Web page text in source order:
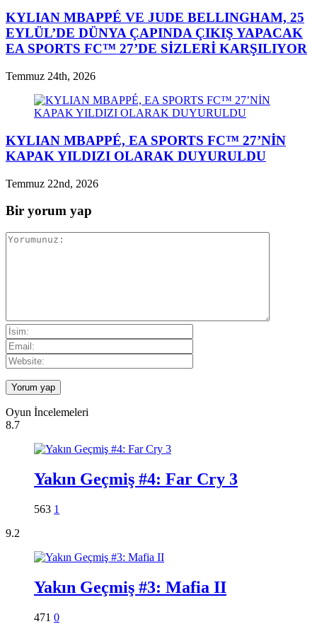
KYLIAN MBAPPÉ VE JUDE BELLINGHAM, 25
EYLÜL’DE DÜNYA ÇAPINDA ÇIKIŞ YAPACAK
EA SPORTS FC™ 27’DE SİZLERİ KARŞILIYOR
Temmuz 24th, 2026
KYLIAN MBAPPÉ, EA SPORTS FC™ 27’NİN
KAPAK YILDIZI OLARAK DUYURULDU
Temmuz 22nd, 2026
Bir yorum yap
Oyun İncelemeleri
8.7
Yakın Geçmiş #4: Far Cry 3
563 1
9.2
Yakın Geçmiş #3: Mafia II
471 0